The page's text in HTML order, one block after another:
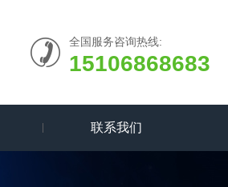
全国服务咨询热线:
15106868683
联系我们